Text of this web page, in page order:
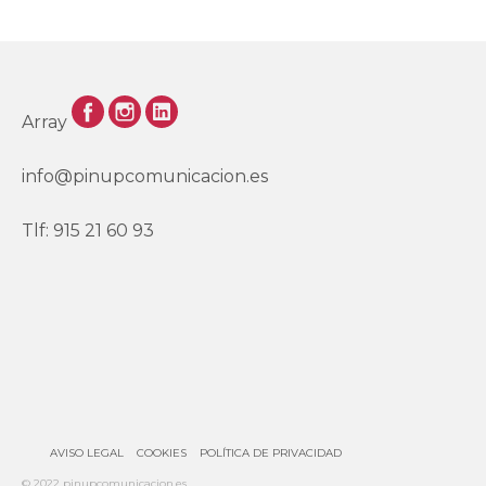
Array
info@pinupcomunicacion.es
Tlf: 915 21 60 93
AVISO LEGAL COOKIES POLÍTICA DE PRIVACIDAD